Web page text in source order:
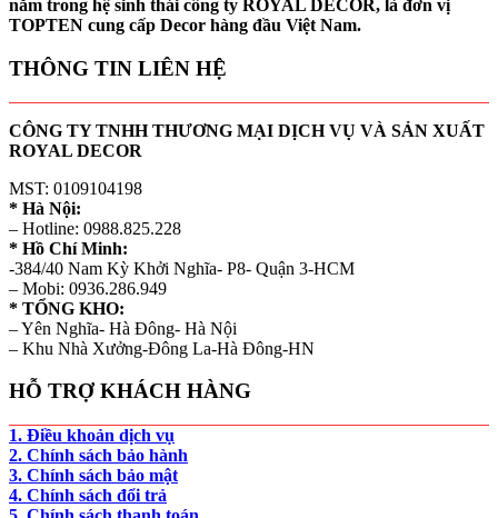
nằm trong hệ sinh thái công ty ROYAL DECOR, là đơn vị
TOPTEN cung cấp Decor hàng đầu Việt Nam.
THÔNG TIN LIÊN HỆ
CÔNG TY TNHH THƯƠNG MẠI DỊCH VỤ VÀ SẢN XUẤT
ROYAL DECOR
MST: 0109104198
* Hà Nội:
– Hotline: 0988.825.228
* Hồ Chí Minh:
-384/40 Nam Kỳ Khởi Nghĩa- P8- Quận 3-HCM
– Mobi: 0936.286.949
* TỔNG KHO:
– Yên Nghĩa- Hà Đông- Hà Nội
– Khu Nhà Xưởng-Đông La-Hà Đông-HN
HỖ TRỢ KHÁCH HÀNG
1. Điều khoản dịch vụ
2. Chính sách bảo hành
3. Chính sách bảo mật
4. Chính sách đổi trả